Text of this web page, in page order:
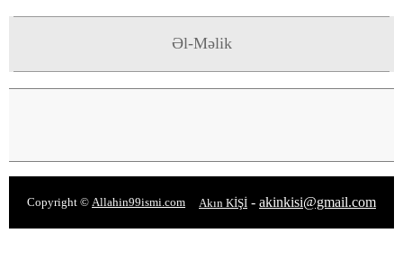
Əl-Məlik
Copyright © Allahin99ismi.com Akın KİŞİ - akinkisi@gmail.com